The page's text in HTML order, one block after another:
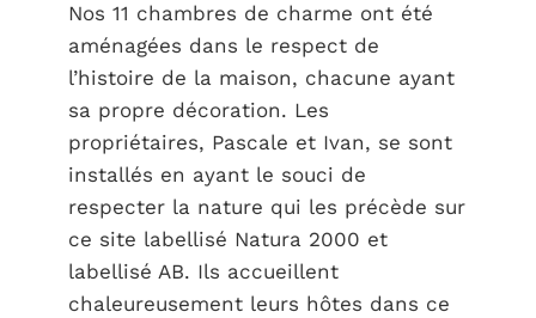
Nos 11 chambres de charme ont été
aménagées dans le respect de
l’histoire de la maison, chacune ayant
sa propre décoration. Les
propriétaires, Pascale et Ivan, se sont
installés en ayant le souci de
respecter la nature qui les précède sur
ce site labellisé Natura 2000 et
labellisé AB. Ils accueillent
chaleureusement leurs hôtes dans ce